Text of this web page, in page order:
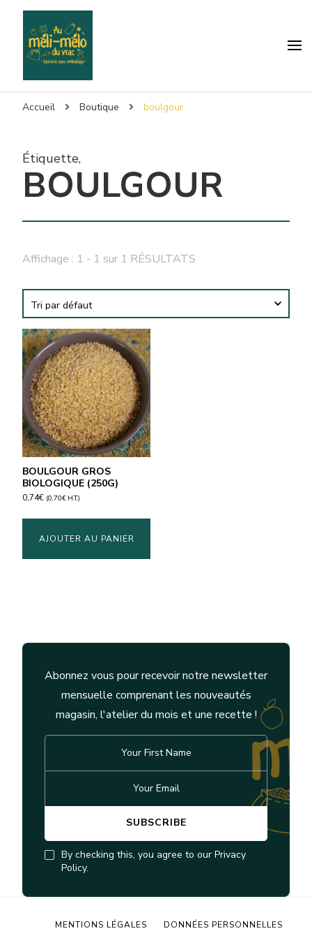
Accueil Boutique boulgour
Étiquette,
BOULGOUR
Affichage : 1 - 1 sur 1 RÉSULTATS
BOULGOUR GROS
BIOLOGIQUE (250G)
0,74€ (0,70€ H.T.)
AJOUTER AU PANIER
Abonnez vous pour recevoir notre newsletter
mensuelle comprenant les nouveautés
magasin, l'atelier du mois et une recette !
By checking this, you agree to our Privacy
Policy.
MENTIONS LÉGALES DONNÉES PERSONNELLES